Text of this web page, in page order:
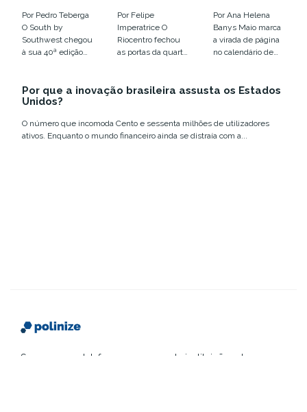
as
tendências e
colocou o
humano em
xeque
Por Pedro Teberga
O South by
Southwest chegou
à sua 40ª edição
euforia com
IA virou
disputa por
infraestrutur
a
Por Felipe
Imperatrice O
Riocentro fechou
as portas da quarta
números que
de inovação
de 2026
Por Ana Helena
Banys Maio marca
a virada de página
no calendário de
inovação no
Por que a inovação brasileira assusta os Estados
Unidos?
O número que incomoda Cento e sessenta milhões de utilizadores
ativos. Enquanto o mundo financeiro ainda se distraía com a...
Somos uma plataforma que conecta instituições de